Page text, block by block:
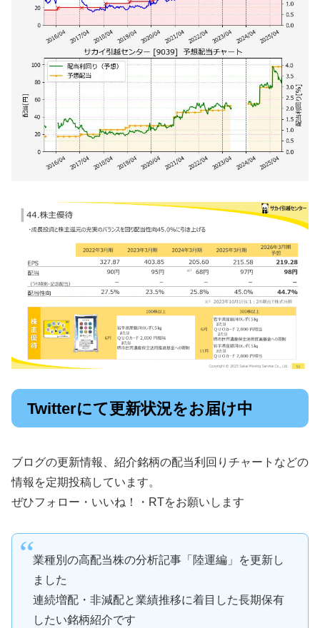
Twitterにて更新状況をお届け中
ブログの更新情報、紹介銘柄の配当利回りチャートなどの
情報を定期投稿しています。
ぜひフォロー・いいね！・RTをお願いします
業種別の高配当株の分析記事「陸運編」を更新し
ました
連続増配・非減配と業績推移に着目した長期保有
したい銘柄紹介です